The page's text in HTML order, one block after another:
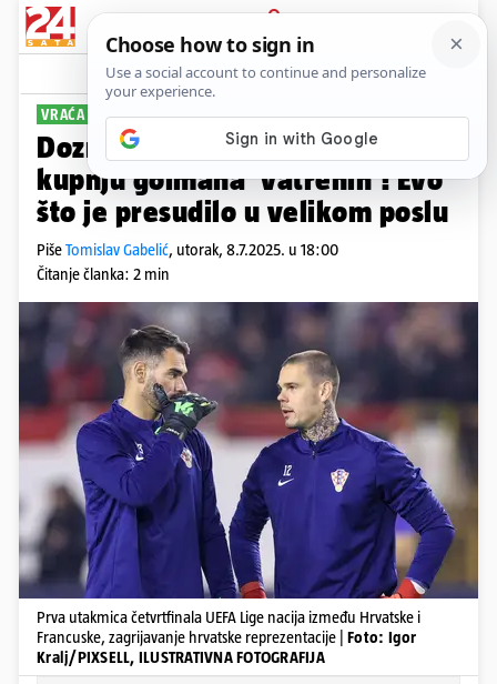
PRIJAVA
Sport Komentari
VRAĆA SE U HNL
Doznajemo: Hajduk dogovorio
kupnju golmana 'vatrenih'! Evo
što je presudilo u velikom poslu
PišeTomislav Gabelić, utorak, 8.7.2025. u 18:00
Čitanje članka: 2 min
Prva utakmica četvrtfinala UEFA Lige nacija između Hrvatske i
Francuske, zagrijavanje hrvatske reprezentacije | Foto: Igor
Kralj/PIXSELL, ILUSTRATIVNA FOTOGRAFIJA